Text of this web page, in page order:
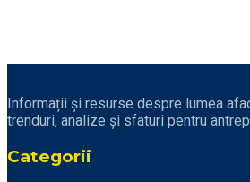
Informații și resurse despre lumea
trenduri, analize și sfaturi pentru
Categorii